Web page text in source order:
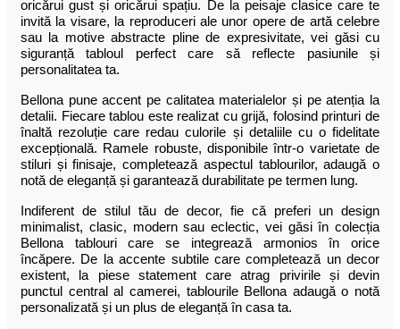
oricărui gust și oricărui spațiu. De la peisaje clasice care te
invită la visare, la reproduceri ale unor opere de artă celebre
sau la motive abstracte pline de expresivitate, vei găsi cu
siguranță tabloul perfect care să reflecte pasiunile și
personalitatea ta.
Bellona pune accent pe calitatea materialelor și pe atenția la
detalii. Fiecare tablou este realizat cu grijă, folosind printuri de
înaltă rezoluție care redau culorile și detaliile cu o fidelitate
excepțională. Ramele robuste, disponibile într-o varietate de
stiluri și finisaje, completează aspectul tablourilor, adaugă o
notă de eleganță și garantează durabilitate pe termen lung.
Indiferent de stilul tău de decor, fie că preferi un design
minimalist, clasic, modern sau eclectic, vei găsi în colecția
Bellona tablouri care se integrează armonios în orice
încăpere. De la accente subtile care completează un decor
existent, la piese statement care atrag privirile și devin
punctul central al camerei, tablourile Bellona adaugă o notă
personalizată și un plus de eleganță în casa ta.